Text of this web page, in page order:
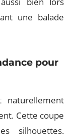
une balade
pour
naturellement
Cette coupe
silhouettes.